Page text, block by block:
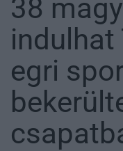
38
indulhat
egri